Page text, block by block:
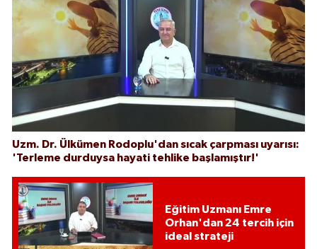
Uzm. Dr. Ülkümen Rodoplu'dan sıcak çarpması uyarısı:
'Terleme durduysa hayati tehlike başlamıştır!'
Eğitim Uzmanı Emre
Orhan'dan 24 tercih için
ideal strateji